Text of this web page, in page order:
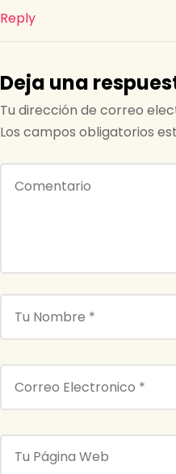
Reply
Deja una
Tu dirección de correo
Los campos obligatorios